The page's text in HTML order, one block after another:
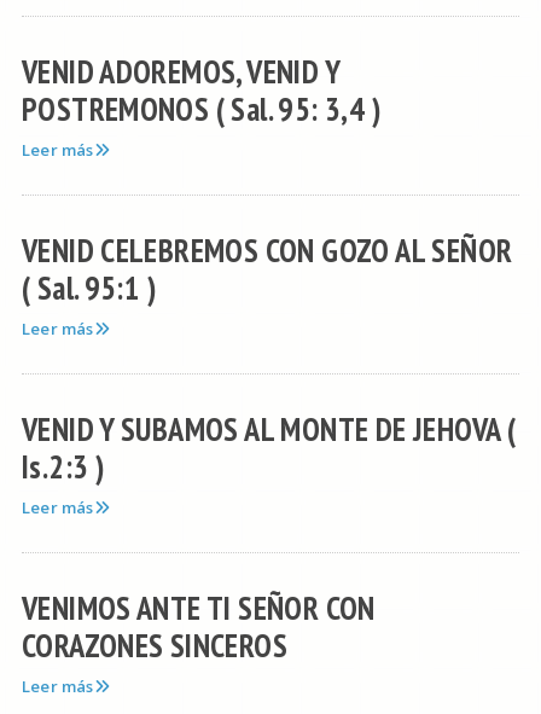
VENID ADOREMOS, VENID Y
POSTREMONOS ( Sal. 95: 3,4 )
Leer más
VENID CELEBREMOS CON GOZO AL SEÑOR
( Sal. 95:1 )
Leer más
VENID Y SUBAMOS AL MONTE DE JEHOVA (
Is.2:3 )
Leer más
VENIMOS ANTE TI SEÑOR CON
CORAZONES SINCEROS
Leer más